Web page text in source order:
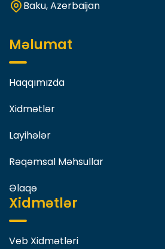
Baku, Azerbaijan
Məlumat
Haqqımızda
Xidmətlər
Layihələr
Rəqəmsal Məhsullar
Əlaqə
Xidmətlər
Veb Xidmətləri